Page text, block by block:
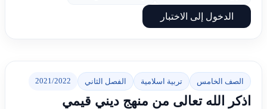
الدخول إلى الاختبار
الصف الخامس تربية اسلامية الفصل الثاني 2021/2022
اذكر الله تعالى من منهج ديني قيمي